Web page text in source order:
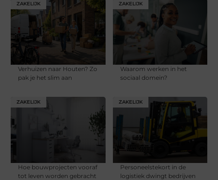
ZAKELIJK
Verhuizen naar Houten? Zo
pak je het slim aan
ZAKELIJK
Waarom werken in het
sociaal domein?
ZAKELIJK
Hoe bouwprojecten vooraf
tot leven worden gebracht
ZAKELIJK
Personeelstekort in de
logistiek dwingt bedrijven